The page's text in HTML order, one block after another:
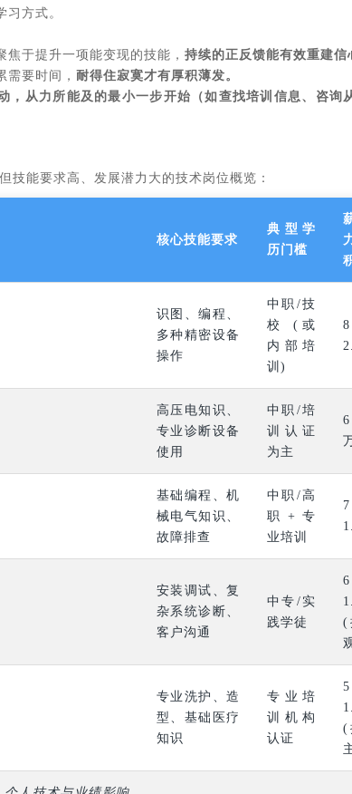
方式。
焦于提升一项能变现的技能， 持续的正反馈能有效重建信
需要时间， 耐得住寂寞才有厚积薄发。
，从力所能及的最小一步开始（如查找培训信息、咨询
技能要求高、发展潜力大的技术岗位概览：
核心技能要求
典型学
历门槛
识图、编程、
多种精密设备
操作
中职/技
校 (或
内部培
训)
高压电知识、
专业诊断设备
使用
中职/培
训认证
为主
基础编程、机
械电气知识、
故障排查
中职/高
职 + 专
业培训
安装调试、复
杂系统诊断、
客户沟通
中专/实
践学徒
(
专业洗护、造
型、基础医疗
知识
专业培
训机构
认证
(